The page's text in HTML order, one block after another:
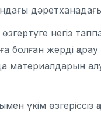
дәретханадағы
негіз
болған жерді
да материалдарын
үкім